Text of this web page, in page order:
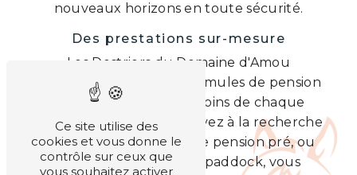
nouveaux horizons en toute sécurité.
Des prestations sur-mesure
Les Destriers du Domaine d'Amou
proposent différentes formules de pension
pour s'adapter aux besoins de chaque
propriétaire. Que vous soyez à la recherche
d'une pension box, d'une pension pré, ou
encore d'une pension paddock, vous
Ce site utilise des
cookies et vous donne le
contrôle sur ceux que
vous souhaitez activer